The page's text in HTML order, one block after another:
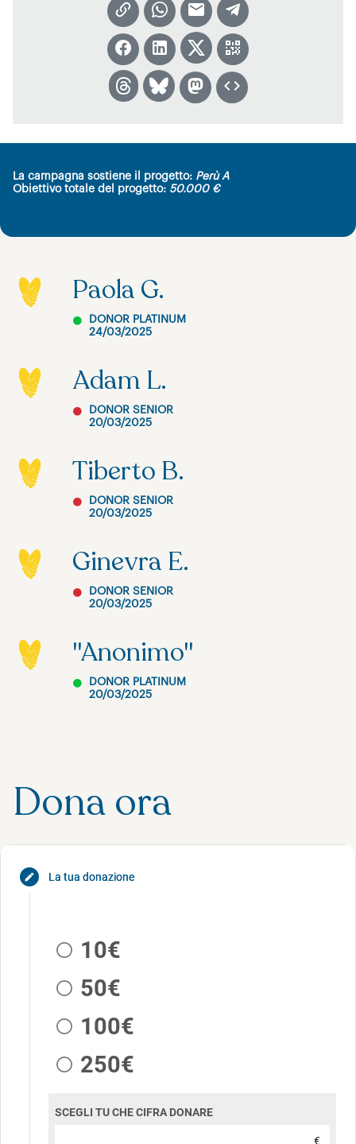
La campagna sostiene il progetto: Perù A
Obiettivo totale del progetto: 50.000 €
Paola G.
DONOR PLATINUM
24/03/2025
Adam L.
DONOR SENIOR
20/03/2025
Tiberto B.
DONOR SENIOR
20/03/2025
Ginevra E.
DONOR SENIOR
20/03/2025
"Anonimo"
DONOR PLATINUM
20/03/2025
Dona ora